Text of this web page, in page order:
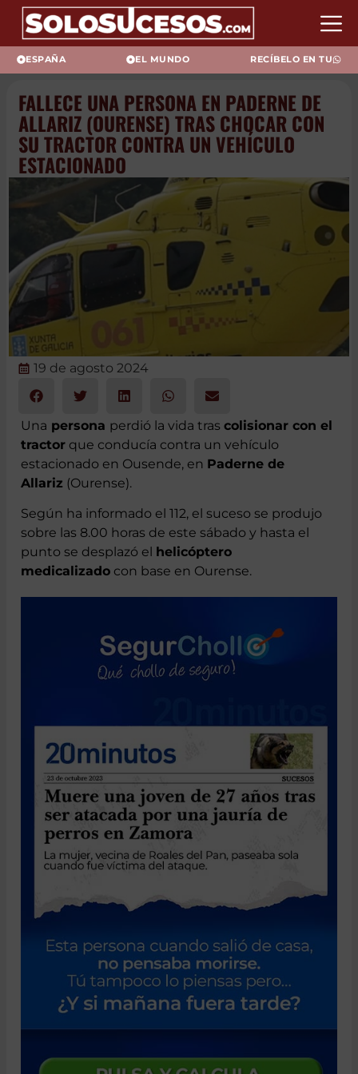
ESPAÑA EL MUNDO RECÍBELO EN TU
FALLECE UNA PERSONA EN
PADERNE DE ALLARIZ
(OURENSE) TRAS CHOCAR CON
SU TRACTOR CONTRA UN
VEHÍCULO ESTACIONADO
19 de agosto 2024
Unapersonaperdió la vida tras colisionar con el
tractorque conducía contra un vehículo
estacionado en Ousende, en
Según ha informado el 112, el suceso se produjo
sobre las 8.00 horas de este sábado y hasta el
punto se desplazó elhelicóptero